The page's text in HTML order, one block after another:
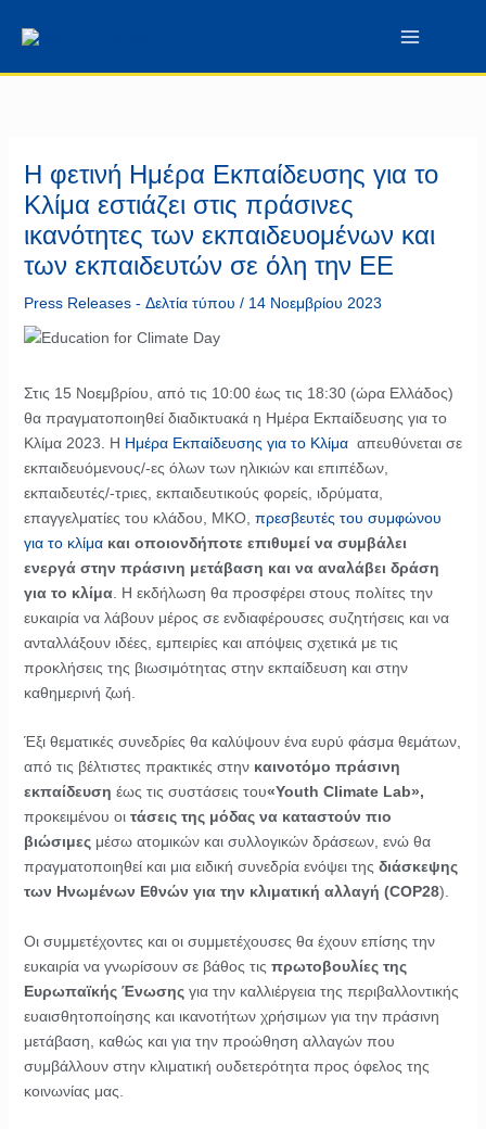
περιεχόμενο
στο
Η φετινή Ημέρα Εκπαίδευσης για το
Κλίμα εστιάζει στις πράσινες
ικανότητες των εκπαιδευομένων και
των εκπαιδευτών σε όλη την ΕΕ
Press Releases - Δελτία τύπου / 14 Νοεμβρίου 2023
Στις 15 Νοεμβρίου, από τις 10:00 έως τις 18:30 (ώρα Ελλάδος)
θα πραγματοποιηθεί διαδικτυακά η Ημέρα Εκπαίδευσης για το
Κλίμα 2023. Η Ημέρα Εκπαίδευσης για το Κλίμααπευθύνεται σε
εκπαιδευόμενους/-ες όλων των ηλικιών και επιπέδων,
εκπαιδευτές/-τριες, εκπαιδευτικούς φορείς, ιδρύματα,
επαγγελματίες του κλάδου, ΜΚΟ, πρεσβευτές του συμφώνου
για το κλίμα και οποιονδήποτε επιθυμεί να συμβάλει
ενεργά στην πράσινη μετάβαση και να αναλάβει δράση
για το κλίμα. Η εκδήλωση θα προσφέρει στους πολίτες την
ευκαιρία να λάβουν μέρος σε ενδιαφέρουσες συζητήσεις και να
ανταλλάξουν ιδέες, εμπειρίες και απόψεις σχετικά με τις
προκλήσεις της βιωσιμότητας στην εκπαίδευση και στην
καθημερινή ζωή.
Έξι θεματικές συνεδρίες θα καλύψουν ένα ευρύ φάσμα θεμάτων,
από τις βέλτιστες πρακτικές στην καινοτόμο πράσινη
εκπαίδευση έως τις συστάσεις του«Youth Climate Lab»,
προκειμένου οι τάσεις της μόδας να καταστούν πιο
βιώσιμεςμέσω ατομικών και συλλογικών δράσεων, ενώ θα
πραγματοποιηθεί και μια ειδική συνεδρία ενόψει της διάσκεψης
των Ηνωμένων Εθνών για την κλιματική αλλαγή (COP28).
Οι συμμετέχοντες και οι συμμετέχουσες θα έχουν επίσης την
ευκαιρία να γνωρίσουν σε βάθος τις πρωτοβουλίες της
Ευρωπαϊκής Ένωσης για την καλλιέργεια της περιβαλλοντικής
ευαισθητοποίησης και ικανοτήτων χρήσιμων για την πράσινη
μετάβαση, καθώς και για την προώθηση αλλαγών που
συμβάλλουν στην κλιματική ουδετερότητα προς όφελος της
κοινωνίας μας.